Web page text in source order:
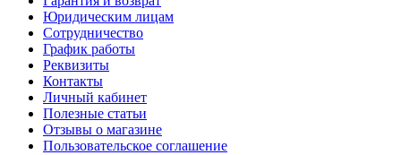
Юридическим лицам
Сотрудничество
График работы
Реквизиты
Контакты
Личный кабинет
Полезные статьи
Отзывы о магазине
Пользовательское соглашение